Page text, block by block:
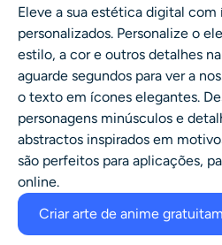
Eleve a sua estética digital com
personalizados. Personalize o
estilo, a cor e outros detalhes
aguarde segundos para ver a
o texto em ícones elegantes.
personagens minúsculos e
abstractos inspirados em
são perfeitos para aplicações,
online.
Criar arte de anime